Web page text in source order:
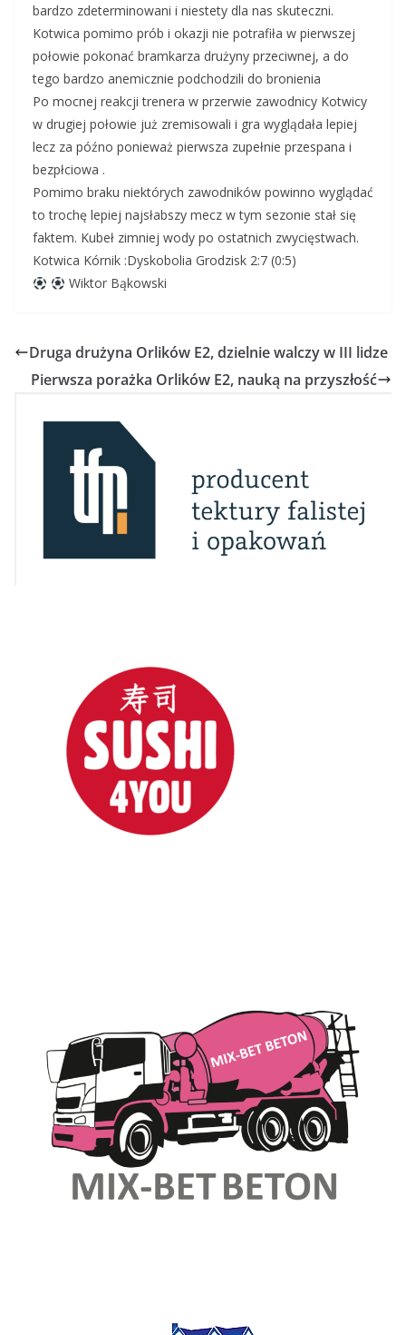
bardzo zdeterminowani i niestety dla nas skuteczni.
Kotwica pomimo prób i okazji nie potrafiła w pierwszej
połowie pokonać bramkarza drużyny przeciwnej, a do
tego bardzo anemicznie podchodzili do bronienia
Po mocnej reakcji trenera w przerwie zawodnicy Kotwicy
w drugiej połowie już zremisowali i gra wyglądała lepiej
lecz za późno ponieważ pierwsza zupełnie przespana i
bezpłciowa .
Pomimo braku niektórych zawodników powinno wyglądać
to trochę lepiej najsłabszy mecz w tym sezonie stał się
faktem. Kubeł zimniej wody po ostatnich zwycięstwach.
Kotwica Kórnik :Dyskobolia Grodzisk 2:7 (0:5)
Wiktor Bąkowski
Druga drużyna Orlików E2, dzielnie walczy w III lidze
Pierwsza porażka Orlików E2, nauką na przyszłość